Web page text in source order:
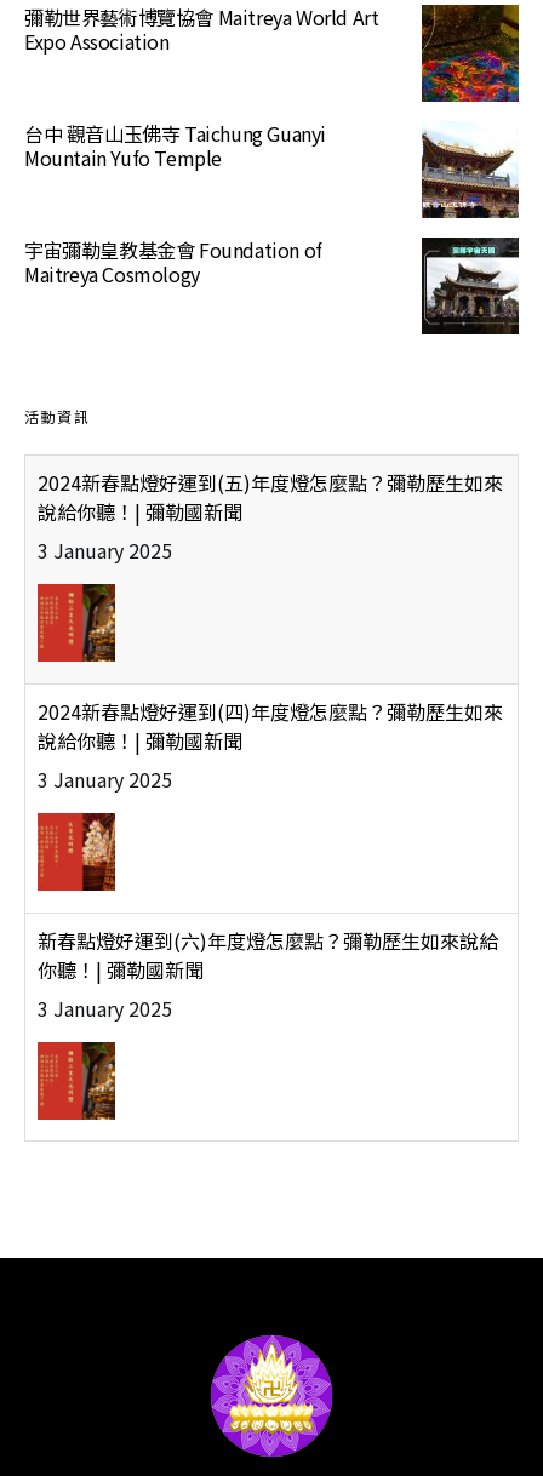
彌勒世界藝術博覽協會 Maitreya World Art
Expo Association
台中 觀音山玉佛寺 Taichung Guanyi
Mountain Yufo Temple
宇宙彌勒皇教基金會 Foundation of
Maitreya Cosmology
活動資訊
2024新春點燈好運到(五)年度燈怎麼點？彌勒歷生如來
說給你聽！| 彌勒國新聞
3 January 2025
2024新春點燈好運到(四)年度燈怎麼點？彌勒歷生如來
說給你聽！| 彌勒國新聞
3 January 2025
新春點燈好運到(六)年度燈怎麼點？彌勒歷生如來說給
你聽！| 彌勒國新聞
3 January 2025